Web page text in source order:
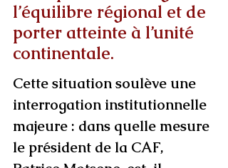
l’équilibre régional et de
porter atteinte à l’unité
continentale.
Cette situation soulève une
interrogation institutionnelle
majeure : dans quelle mesure
le président de la CAF,